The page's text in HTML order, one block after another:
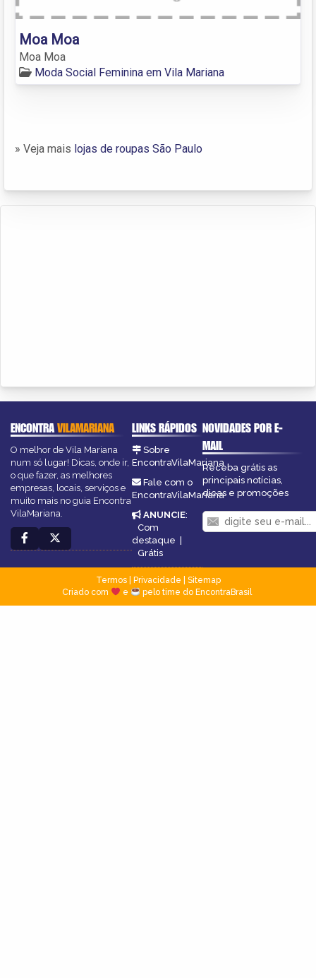
Moa Moa
Moa Moa
Moda Social Feminina em Vila Mariana
» Veja mais lojas de roupas São Paulo
ENCONTRAVILAMARIANA
O melhor de Vila Mariana
num só lugar! Dicas, onde ir,
o que fazer, as melhores
empresas, locais, serviços e
muito mais no guia Encontra
VilaMariana.
LINKS RÁPIDOS
Sobre
EncontraVilaMariana
Fale com o
EncontraVilaMariana
ANUNCIE:
Com
destaque |
Grátis
NOVIDADES POR E-
MAIL
Receba grátis as
principais notícias,
dicas e promoções
Termos| Privacidade
Sitemap
Criado com
e pelo time do EncontraBrasil